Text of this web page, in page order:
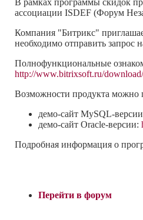
В рамках программы скидок
ассоциации ISDEF (Форум
Компания "Битрикс"
необходимо отправить запрос
Полнофункциональные
http://www.bitrixsoft.ru/download/
Возможности продукта можно
демо-сайт MySQL-
демо-сайт Oracle-версии:
Подробная информация о
Перейти в форум